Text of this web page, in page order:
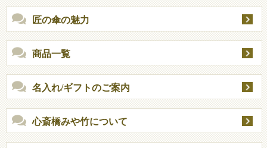
匠の傘の魅力
商品一覧
名入れ/ギフトのご案内
心斎橋みや竹について